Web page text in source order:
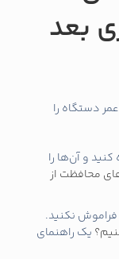
بعد
دستگاه را
و آن‌ها را
محافظت از
فراموش نکنید.
یک راهنمای